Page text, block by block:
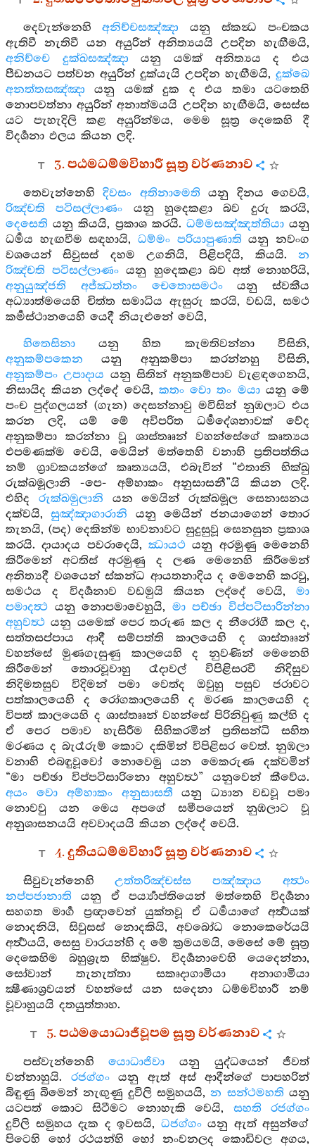
දෙවැන්නෙහිඅනිච්චසඤ්ඤා යනු ස්කන්‍ධ පංචකය
ඇතිවී නැතිවී යන අයුරින් අනිත්‍යයයි උපදින හැඟීමයි,
අනිච්චෙ දුක්ඛසඤ්ඤා යනු යමක් අනිත්‍යය ද එය
පීඩනයට පත්වන අයුරින් දුක්යැයි උපදින හැඟීමයි, දුක්ඛෙ
අනත්තසඤ්ඤා යනු යමක් දුක ද එය තමා යටතෙහි
නොපවත්නා අයුරින් අනාත්මයයි උපදින හැඟීමයි, සෙස්ස
යට පැහැදිලි කළ අයුරින්මය, මෙම සූත්‍ර දෙකෙහි දී
විදර්‍ශනා ඵලය කියන ලදි.
3. පඨමධම්මවිහාරී සූත්‍ර වර්ණනාව
තෙවැන්නෙහිදිවසං අතිනාමෙති යනු දිනය ගෙවයි,
රිඤ්චති පටිසල්ලාණං යනු හුදෙකළා බව දුරු කරයි,
දෙසෙති යනු කියයි, ප්‍රකාශ කරයි. ධම්මසඤ්ඤත්තියායනු
ධර්‍මය හැඟවීම සඳහායි, ධම්මං පරියාපුණාති යනු නවංග
වශයෙන් සිවුසස් දහම උගනියි, පිළිපදියි, කියයි. න
රිඤ්චති පටිසල්ලාණං යනු හුදෙකළා බව අත් නොහරියි,
අනුයුඤ්ජති අජ්ඣත්තං චෙතොසමථංයනු ස්වකීය
අධ්‍යාත්මයෙහි චිත්ත සමාධිය ඇසුරු කරයි, වඩයි, සමථ
කර්‍මස්ථානයෙහි යෙදී නියැළුනේ වෙයි,
හිතෙසිනායනු හිත කැමතිවන්නා විසිනි,
අනුකම්පකෙන යනු අනුකම්පා කරන්නහු විසිනි,
අනුකම්පං උපාදාය යනු සිතින් අනුකම්පාව වැළඳගෙනයි,
නිසායිද කියන ලද්දේ වෙයි, කතං වො තං මයායනු මේ
පංච පුද්ගලයන් (ගැන) දෙසන්නාවු මවිසින් නුඹලාට එය
කරන ලදි, යම් මේ අවිපරිත ධර්‍මදේශනාවක් වේද
අනුකම්පා කරන්නා වූ ශාස්තෲන් වහන්සේගේ කෘත්‍යය
එපමණක්ම වෙයි, මෙයින් මත්තෙහි වනාහි ප්‍රතිපත්තිය
නම් ග්‍රාවකයන්ගේ කෘත්‍යයයි, එබැවින් “එතානි භික්ඛු
රුක්ඛමූලානි -පෙ- අම්හාකං අනුසාසනී”යි කියන ලදි.
එහිද රුක්ඛමුලානි යන මෙයින් රුක්ඛමූල සෙනාසනය
දක්වයි,සුඤ්ඤාගාරානි යනු මෙයින් ජනයාගෙන් තොර
තැනයි, (පද) දෙකින්ම භාවනාවට සුදුසුවූ සෙනසුන ප්‍රකාශ
කරයි. දායාදය පවරාදෙයි, ඣායථ යනු අරමුණු මෙනෙහි
කිරීමෙන් අටතිස් අරමුණු ද ලණ මෙනෙහි කිරීමෙන්
අනිත්‍යදී වශයෙන් ස්කන්ධ ආයතනාදිය ද මෙනෙහි කරවු,
සමථය ද විදර්‍ශනාව වඩමුයි කියන ලද්දේ වෙයි, මා
පමාදත්‍ථ යනු නොපමාවෙහුයි, මා පච්ඡා විප්පටිසාරින්නා
අහුවත්‍ථ යනු යමෙක් පෙර තරුණ කල ද නීරෝගී කල ද,
සත්තසප්පාය ආදී සම්පත්ති කාලයෙහි ද ශාස්තෲන්
වහන්සේ මුණගැසුණු කාලයෙහි ද නුවණින් මෙනෙහි
කිරීමෙන් තොරවූවාහු රෑදාවල් විපිළිසරවී නිදිසුව
නිදිමතසුව විදිමන් පමා වෙත්ද ඔවුහු පසුව ජරාවට
පත්කාලයෙහි ද රෝගකාලයෙහි ද මරණ කාලයෙහි ද
විපත් කාලයෙහි ද ශාස්තෲන් වහන්සේ පිරිනිවුණු කල්හි ද
ඒ පෙර පමාව හැසිරීම සිහිකරමින් ප්‍රතිසන්ධි සහිත
මරණය ද බැරෑරුම් කොට දකිමින් විපිළිසර වෙත්. නුඹලා
වනාහි එබඳුවූවෝ නොවෙමු යන මෙකරුණ දක්වමින්
“මා පච්ඡා විප්පටිසාරිනො අහුවත්‍ථ” යනුවෙන් කීවේය.
අයං වො අම්හාකං අනුසාසතී යනු ධ්‍යාන වඩවූ පමා
නොවවු යන මෙය අපගේ සමීපයෙන් නුඹලාට වූ
අනුශාසනයයි අවවාදයයි කියන ලද්දේ වෙයි.
4. දුතියධම්මවිහාරී සූත්‍ර වර්ණනාව
සිවුවැන්නෙහිඋත්තරිඤ්චස්ස පඤ්ඤාය අත්‍ථං
නප්පජානාති යනු ඒ පර්‍ය්‍යාප්තියෙන් මත්තෙහි විදර්‍ශනා
සහගත මාර්‍ග ප්‍රඥාවෙන් යුක්තවූ ඒ ධර්‍මයාගේ අර්‍ත්‍ථයක්
නොදනියි, සිවුසස් නොදකියි, අවබෝධ නොකෙරේයයි
අර්‍ත්‍ථයයි, සෙසු වාරයන්හි ද මේ ක්‍රමයමයි, මෙසේ මේ සූත්‍ර
දෙකෙහිම බහුශ්‍රැත භික්ෂුව. විදර්‍ශනාවෙහි යෙදෙන්නා,
සෝවාන් තැනැත්තා සකෘදාගාමියා අනාගාමියා
ක්‍ෂීණාශ්‍රවයන් වහන්සේ යන සදෙනා ධම්මවිහාරී නම්
වූවාහුයයි දතයුත්තාහ.
5. පඨමයොධාජීවූපම සූත්‍ර වර්ණනාව
පස්වැන්නෙහියොධාජිවා යනු යුද්ධයෙන් ජීවත්
වන්නාහුයි. රජග්ගංයනු ඇත් අස් ආදීන්ගේ පාපහරින්
බිඳුණු බිමෙන් නැඟුණු දුවිලි සමුහයයි,න සන්ථමහති යනු
යටපත් කොට සිටීමට නොහැකි වෙයි, සහති රජග්ගං
දුවිලි සමුහය දැක ද ඉවසයි, ධජග්ගංයනු ඇත් අසුන්ගේ
පිටෙහි හෝ රථයන්හි හෝ නංවනලද කොඩිවල අගය,